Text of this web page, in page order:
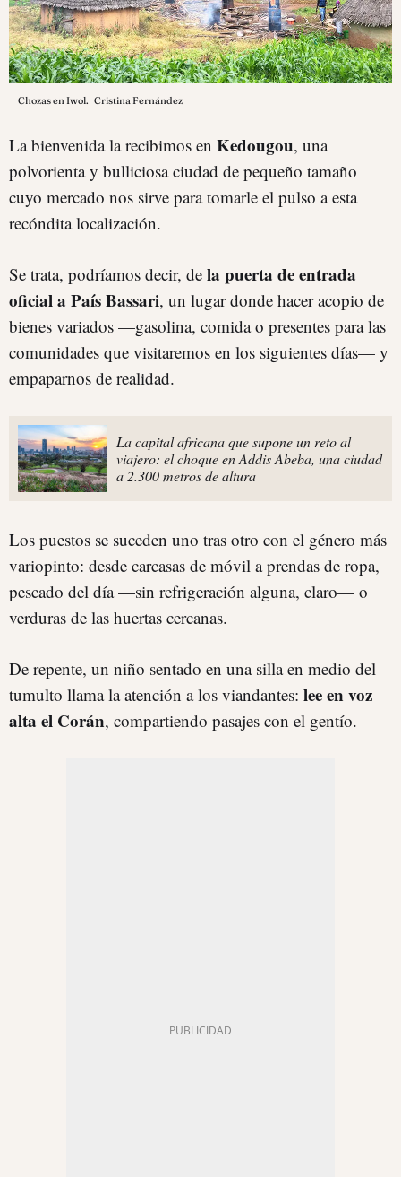
Chozas en Iwol. Cristina Fernández
La bienvenida la recibimos en Kedougou, una
polvorienta y bulliciosa ciudad de pequeño tamaño
cuyo mercado nos sirve para tomarle el pulso a esta
recóndita localización.
Se trata, podríamos decir, de la puerta de entrada
oficial a País Bassari, un lugar donde hacer acopio de
bienes variados —gasolina, comida o presentes para las
comunidades que visitaremos en los siguientes días— y
empaparnos de realidad.
La capital africana que supone un reto al
viajero: el choque en Addis Abeba, una ciudad
a 2.300 metros de altura
Los puestos se suceden uno tras otro con el género más
variopinto: desde carcasas de móvil a prendas de ropa,
pescado del día —sin refrigeración alguna, claro— o
verduras de las huertas cercanas.
De repente, un niño sentado en una silla en medio del
tumulto llama la atención a los viandantes: lee en voz
alta el Corán, compartiendo pasajes con el gentío.